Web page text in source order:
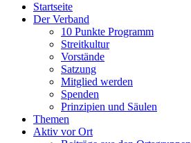
Startseite
Der Verband
10 Punkte Programm
Streitkultur
Vorstände
Satzung
Mitglied werden
Spenden
Prinzipien und Säulen
Themen
Aktiv vor Ort